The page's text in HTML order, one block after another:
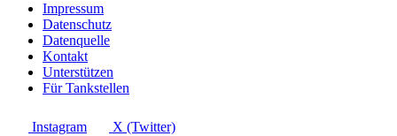
Impressum
Datenschutz
Datenquelle
Kontakt
Unterstützen
Für Tankstellen
Instagram X (Twitter)